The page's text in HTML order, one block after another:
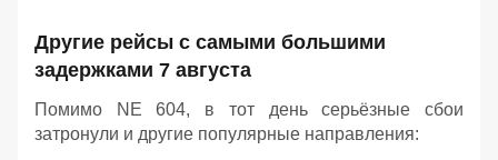
Другие рейсы с самыми большими
задержками 7 августа
Помимо NE 604, в тот день серьёзные сбои
затронули и другие популярные направления: